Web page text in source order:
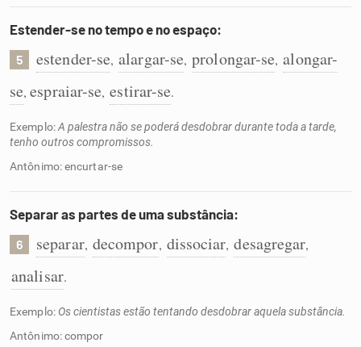
Estender-se no tempo e no espaço:
5 estender-se, alargar-se, prolongar-se, alongar-
se,espraiar-se, estirar-se.
Exemplo:A palestra não se poderá desdobrar durante toda a tarde,
tenho outros compromissos.
Antônimo: encurtar-se
Separar as partes de uma substância:
6 separar, decompor, dissociar, desagregar,
analisar.
Exemplo: Os cientistas estão tentando desdobrar aquela substância.
Antônimo: compor